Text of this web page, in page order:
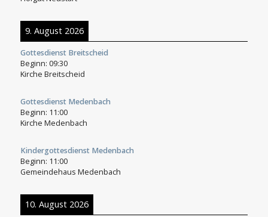
9. August 2026
Gottesdienst Breitscheid
Beginn: 09:30
Kirche Breitscheid
Gottesdienst Medenbach
Beginn: 11:00
Kirche Medenbach
Kindergottesdienst Medenbach
Beginn: 11:00
Gemeindehaus Medenbach
10. August 2026